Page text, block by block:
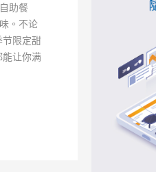
助餐
。不论
节限定甜
能让你满